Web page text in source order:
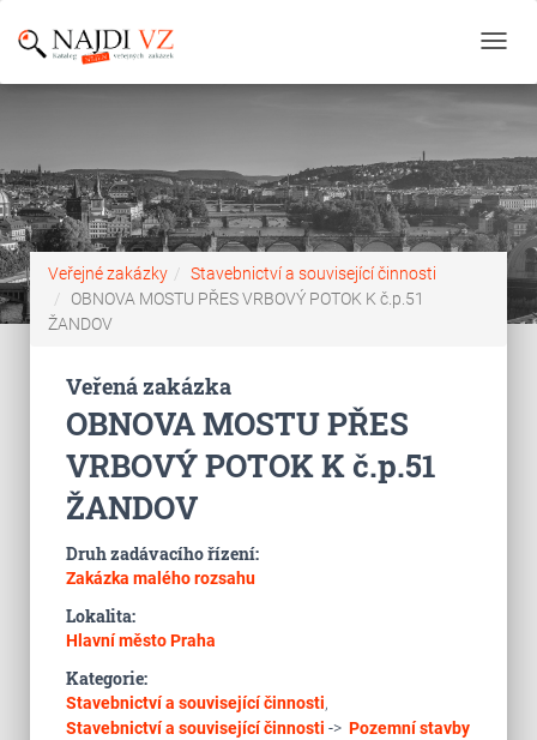
Veřejné zakázky
Stavebnictví a související činnosti
OBNOVA MOSTU PŘES VRBOVÝ POTOK K č.p.51
ŽANDOV
Veřená zakázka
OBNOVA MOSTU PŘES
VRBOVÝ POTOK K č.p.51
ŽANDOV
Druh zadávacího řízení:
Zakázka malého rozsahu
Lokalita:
Hlavní město Praha
Kategorie:
Stavebnictví a související činnosti,
Stavebnictví a související činnosti -> Pozemní stavby